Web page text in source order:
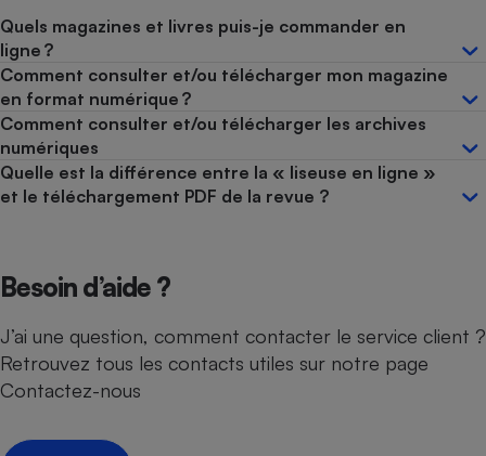
Quels magazines et livres puis-je commander en
ligne ?
Comment consulter et/ou télécharger mon magazine
en format numérique ?
Comment consulter et/ou télécharger les archives
numériques
Quelle est la différence entre la « liseuse en ligne »
et le téléchargement PDF de la revue ?
Besoin d’aide ?
J’ai une question, comment contacter le service client ?
Retrouvez tous les contacts utiles sur notre page
Contactez-nous